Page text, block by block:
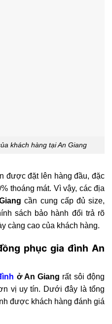
khách hàng tại An Giang
được đặt lên hàng đầu, đặc
thoáng mát. Vì vậy, các địa
cần cung cấp đủ size,
sách bảo hành đổi trả rõ
càng cao của khách hàng.
phục gia đình An
ở An Giang rất sôi động
vị uy tín. Dưới đây là tổng
được khách hàng đánh giá